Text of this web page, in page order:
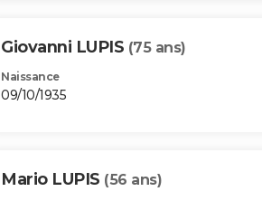
Giovanni LUPIS (75 ans)
Naissance
09/10/1935
Mario LUPIS (56 ans)